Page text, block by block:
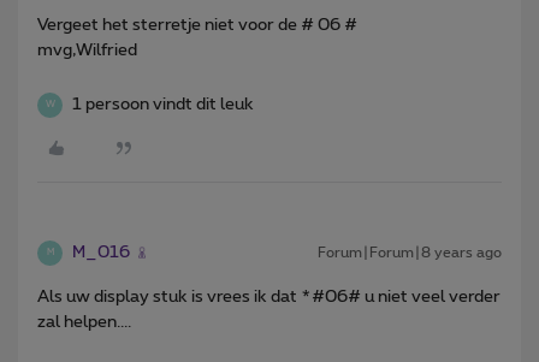
Vergeet het sterretje niet voor de # 06 #
mvg,Wilfried
W 1 persoon vindt dit leuk
M M_016 Forum|Forum|8 years ago
Als uw display stuk is vrees ik dat *#06# u niet veel verder
zal helpen....